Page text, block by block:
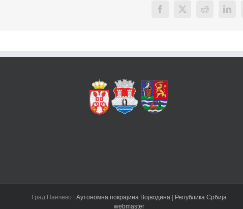
Facebook
X Reddit
Град Панчево | Аутономна покрајина Војводина | Република Србија
webmaster